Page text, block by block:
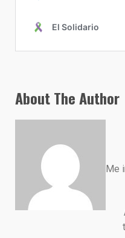
About The Author
Me